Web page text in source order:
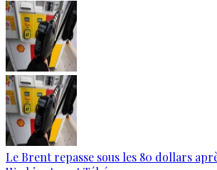
Le Brent repasse sous les 80 dollars